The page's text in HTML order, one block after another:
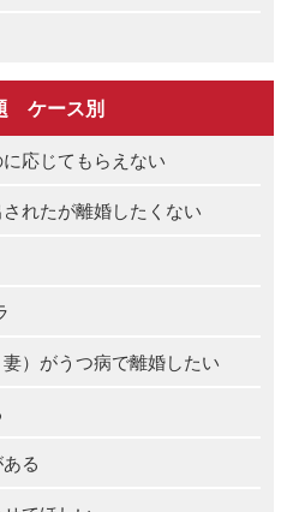
ケース別
応じてもらえない
れたが離婚したくない
）がうつ病で離婚したい
る